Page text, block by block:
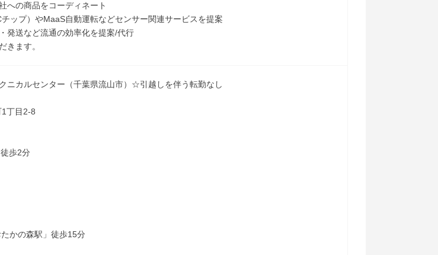
への商品をコーディネート
ップ）やMaaS自動運転などセンサー関連サービスを提案
発送など流通の効率化を提案/代行
きます。
ニカルセンター（千葉県流山市）☆引越しを伴う転勤なし
丁目2-8
歩2分
かの森駅」徒歩15分